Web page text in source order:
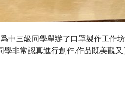
中三級同學舉辦了口罩製作工作
非常認真進行創作,作品既美觀又